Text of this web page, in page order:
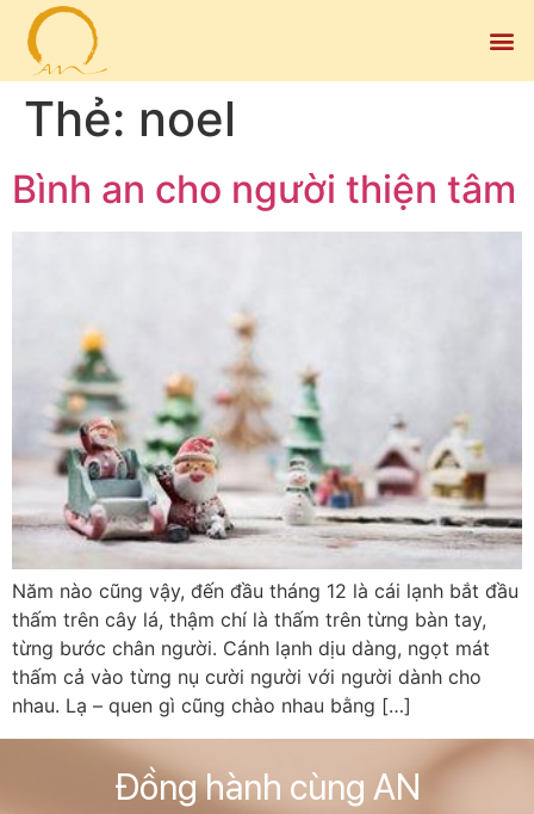
Thẻ: noel
Bình an cho người thiện tâm
Năm nào cũng vậy, đến đầu tháng 12 là cái lạnh bắt đầu
thấm trên cây lá, thậm chí là thấm trên từng bàn tay,
từng bước chân người. Cánh lạnh dịu dàng, ngọt mát
thấm cả vào từng nụ cười người với người dành cho
nhau. Lạ – quen gì cũng chào nhau bằng […]
Đồng hành cùng AN